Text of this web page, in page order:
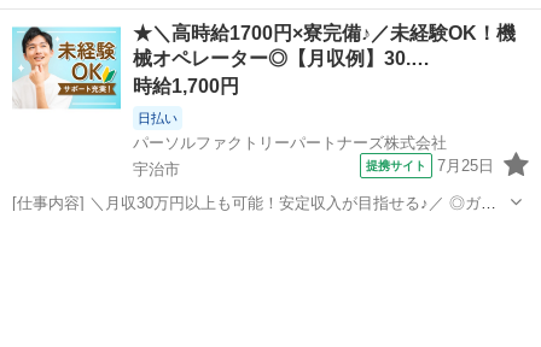
で譲っていただけませんか？ 京都市内、中心だと助かります。
買いたい/ください 昆虫
★＼高時給1700円×寮完備♪／未経験OK！機
械オペレーター◎【月収例】30.…
時給1,700円
日払い
パーソルファクトリーパートナーズ株式会社
宇治市
提携サイト 7月25日
[仕事内容] ＼月収30万円以上も可能！安定収入が目指せる♪／ ◎ガラ